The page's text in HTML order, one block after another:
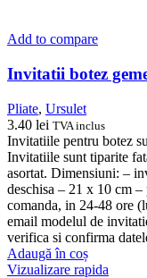
Add to compare
Invitatii botez
Pliate, Ursulet
3.40 lei TVA inclus
Invitatiile pentru botez
Invitatiile sunt tiparite
asortat. Dimensiuni: –
deschisa – 21 x 10 cm
comanda, in 24-48 ore
email modelul de
verifica si confirma
Adaugă în coș
Vizualizare rapida